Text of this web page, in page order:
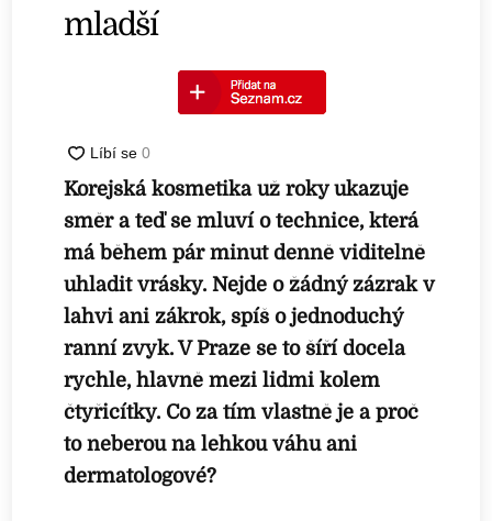
mladší
Korejská kosmetika už roky ukazuje
směr a teď se mluví o technice, která
má během pár minut denně viditelně
uhladit vrásky. Nejde o žádný zázrak v
lahvi ani zákrok, spíš o jednoduchý
ranní zvyk. V Praze se to šíří docela
rychle, hlavně mezi lidmi kolem
čtyřicítky. Co za tím vlastně je a proč
to neberou na lehkou váhu ani
dermatologové?